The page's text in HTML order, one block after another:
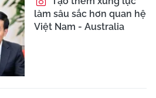
làm sâu sắc hơn quan hệ
Việt Nam - Australia